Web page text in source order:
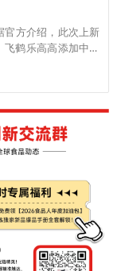
方介绍，此次上新
鹤乐高高添加中国
十种营养元素同时
元素；飞鹤智多多
、锌胆碱等营养元
乐高高298元/桶，飞
）